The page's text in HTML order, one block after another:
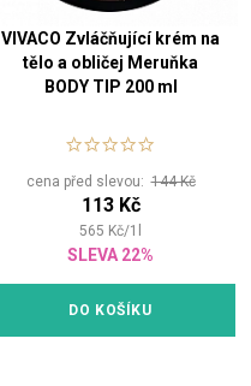
VIVACO Zvláčňující krém na
tělo a obličej Meruňka
BODY TIP 200 ml
cena před slevou:144 Kč
113 Kč
565 Kč/1
SLEVA 22%
DO KOŠÍKU